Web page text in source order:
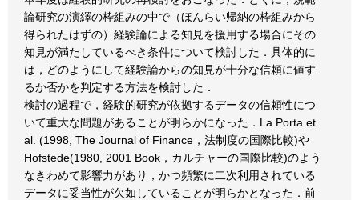
論研究の演繹の枠組みの中で（ほんらい帰納の枠組みから
得られたはずの）経験論による知見を援用する場合にその
知見が満たしているべき条件について検討した．具体的に
は，どのようにして経験論からの知見が十分な信頼に値す
るか否かを判定する方法を検討した．
検討の過程で，経験的研究が依拠するデータの信頼性につ
いて重大な問題があることが明らかになった．La Porta et
al. (1998, The Journal of Finance，法制度の国際比較)や
Hofstede(1980, 2001 Book，カルチャーの国際比較)のよう
なきわめて影響力があり，かつ頻繁に二次利用されている
データに妥当性が欠如していることが明らかとなった．前